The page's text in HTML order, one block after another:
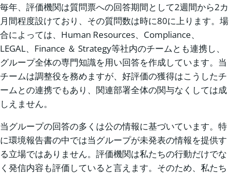
毎年、評価機関は質問票への回答期間として2週間から2カ
月間程度設けており、その質問数は時に80に上ります。場
合によっては、Human Resources、Compliance、
LEGAL、Finance ＆ Strategy等社内のチームとも連携し、
グループ全体の専門知識を用い回答を作成しています。当
チームは調整役を務めますが、好評価の獲得はこうしたチ
ームとの連携でもあり、関連部署全体の関与なくしては成
しえません。
当グループの回答の多くは公の情報に基づいています。特
に環境報告書の中では当グループが未発表の情報を提供す
る立場ではありません。評価機関は私たちの行動だけでな
く発信内容も評価していると言えます。そのため、私たち